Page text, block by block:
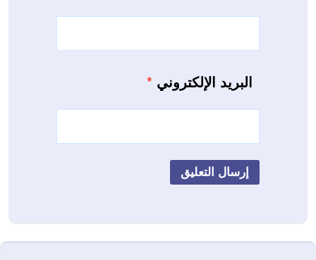
البريد الإلكتروني *